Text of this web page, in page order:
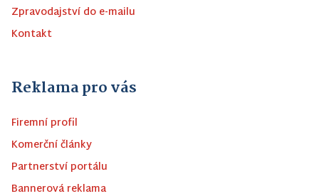
Zpravodajství do e-mailu
Kontakt
Reklama pro vás
Firemní profil
Komerční články
Partnerství portálu
Bannerová reklama